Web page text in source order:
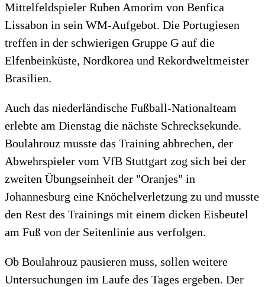
Mittelfeldspieler Ruben Amorim von Benfica
Lissabon in sein WM-Aufgebot. Die Portugiesen
treffen in der schwierigen Gruppe G auf die
Elfenbeinküste, Nordkorea und Rekordweltmeister
Brasilien.
Auch das niederländische Fußball-Nationalteam
erlebte am Dienstag die nächste Schrecksekunde.
Boulahrouz musste das Training abbrechen, der
Abwehrspieler vom VfB Stuttgart zog sich bei der
zweiten Übungseinheit der "Oranjes" in
Johannesburg eine Knöchelverletzung zu und musste
den Rest des Trainings mit einem dicken Eisbeutel
am Fuß von der Seitenlinie aus verfolgen.
Ob Boulahrouz pausieren muss, sollen weitere
Untersuchungen im Laufe des Tages ergeben. Der